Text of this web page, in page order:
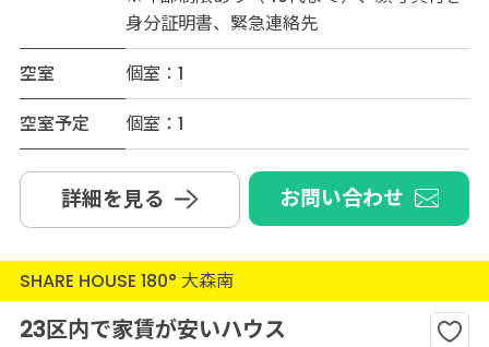
身分証明書、緊急連絡先
空室
個室：1
空室予定
個室：1
詳細を見る お問い合わせ
SHARE HOUSE 180° 大森南
23区内で家賃が安いハウス